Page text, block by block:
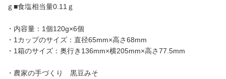
ｇ■食塩相当量0.11ｇ
・内容量：1個120g×6個
・1カップのサイズ：直径65mm×高さ68mm
・1箱のサイズ：奥行き136mm×横205mm×高さ77.5mm
・農家の手づくり 黒豆みそ